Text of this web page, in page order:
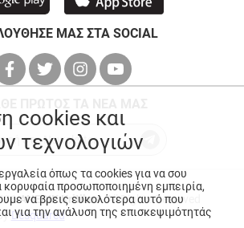
ΜΑΣ ΣΤΑ SOCIAL
ANEDIK Kritikos. All Rights Reserved
Desquared
cookies και
τεχνολογιών
όπως τα cookies για να σου
προσωποποιημένη εμπειρία,
να βρεις ευκολότερα αυτό που
για την ανάλυση της επισκεψιμότητάς